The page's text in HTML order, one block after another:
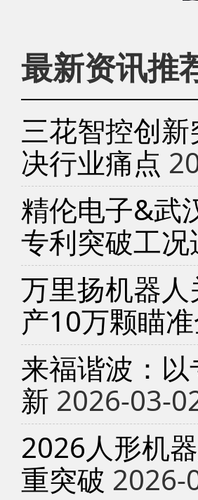
最新资讯推
三花智控创
决行业痛点
精伦电子&武
专利突破工
万里扬机器
产10万颗瞄
来福谐波：
新 2026-03-
2026人形机
重突破 2026-